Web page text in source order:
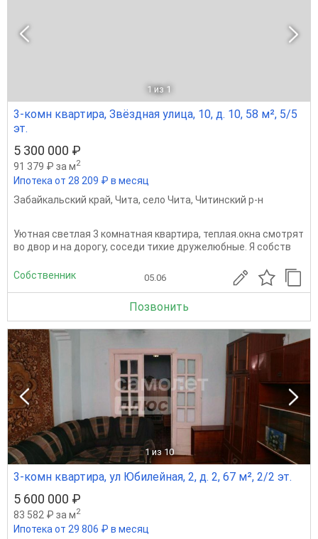
1 из 1
3-комн квартира, Звёздная улица, 10, д. 10, 58 м², 5/5
эт.
5 300 000 ₽
91 379 ₽ за м2
Ипотека от 28 209 ₽ в месяц
Забайкальский край, Чита, село Чита, Читинский р-н
Уютная светлая 3 комнатная квартира, теплая.окна смотрят
во двор и на дорогу, соседи тихие дружелюбные. Я собств
Собственник 05.06
Позвонить
1 из 10
3-комн квартира, ул Юбилейная, 2, д. 2, 67 м², 2/2 эт.
5 600 000 ₽
83 582 ₽ за м2
Ипотека от 29 806 ₽ в месяц